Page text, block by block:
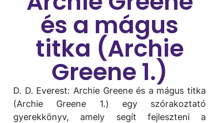
és a mágus
titka (Archie
Greene 1.)
D. D. Everest: Archie Greene és a mágus titka
(Archie Greene 1.) egy szórakoztató
gyerekkönyv, amely segít fejleszteni a